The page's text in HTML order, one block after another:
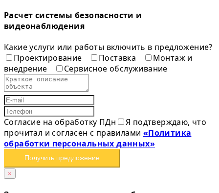
Расчет системы безопасности и
видеонаблюдения
Какие услуги или работы включить в предложение?
Проектирование
Поставка
Монтаж и
внедрение
Сервисное обслуживание
Согласие на обработку ПДн
Я подтверждаю, что
прочитал и согласен с правилами «Политика
обработки персональных данных»
Получить предложение
×